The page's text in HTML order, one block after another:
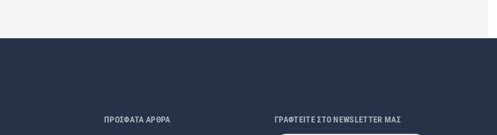
ΠΡΟΣΦΑΤΑ ΑΡΘΡΑ ΓΡΑΦΤΕΙΤΕ ΣΤΟ NEWSLETTER ΜΑΣ